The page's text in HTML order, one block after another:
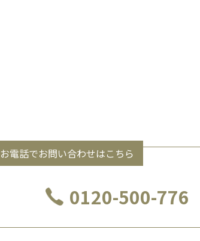
お電話でお問い合わせはこちら
0120-500-776